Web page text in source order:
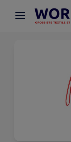
× Appli
Meilleurs